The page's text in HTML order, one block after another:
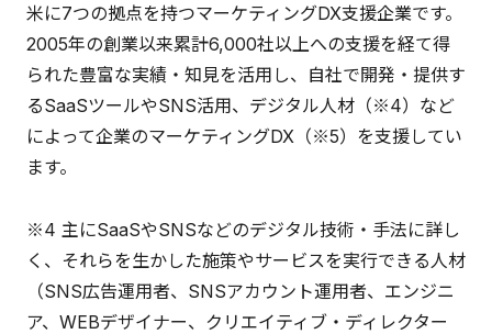
米に7つの拠点を持つマーケティングDX支援企業です。
2005年の創業以来累計6,000社以上への支援を経て得
られた豊富な実績・知見を活用し、自社で開発・提供す
るSaaSツールやSNS活用、デジタル人材（※4）など
によって企業のマーケティングDX（※5）を支援してい
ます。
※4 主にSaaSやSNSなどのデジタル技術・手法に詳し
く、それらを生かした施策やサービスを実行できる人材
（SNS広告運用者、SNSアカウント運用者、エンジニ
ア、WEBデザイナー、クリエイティブ・ディレクター